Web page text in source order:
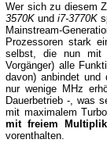
Wer sich zu diesem
3570K und i7-3770K
Mainstream-
Prozessoren stark
selbst, die nun mit
Vorgänger) alle
davon) anbindet
nur wenige MHz
Dauerbetrieb -, was
mit maximalem
mit freiem
vorenthalten.